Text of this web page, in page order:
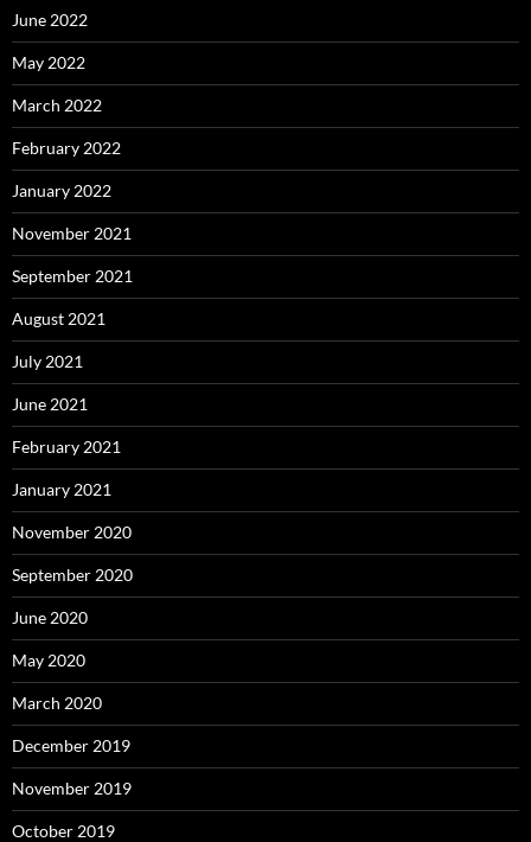
June 2022
May 2022
March 2022
February 2022
January 2022
November 2021
September 2021
August 2021
July 2021
June 2021
February 2021
January 2021
November 2020
September 2020
June 2020
May 2020
March 2020
December 2019
November 2019
October 2019